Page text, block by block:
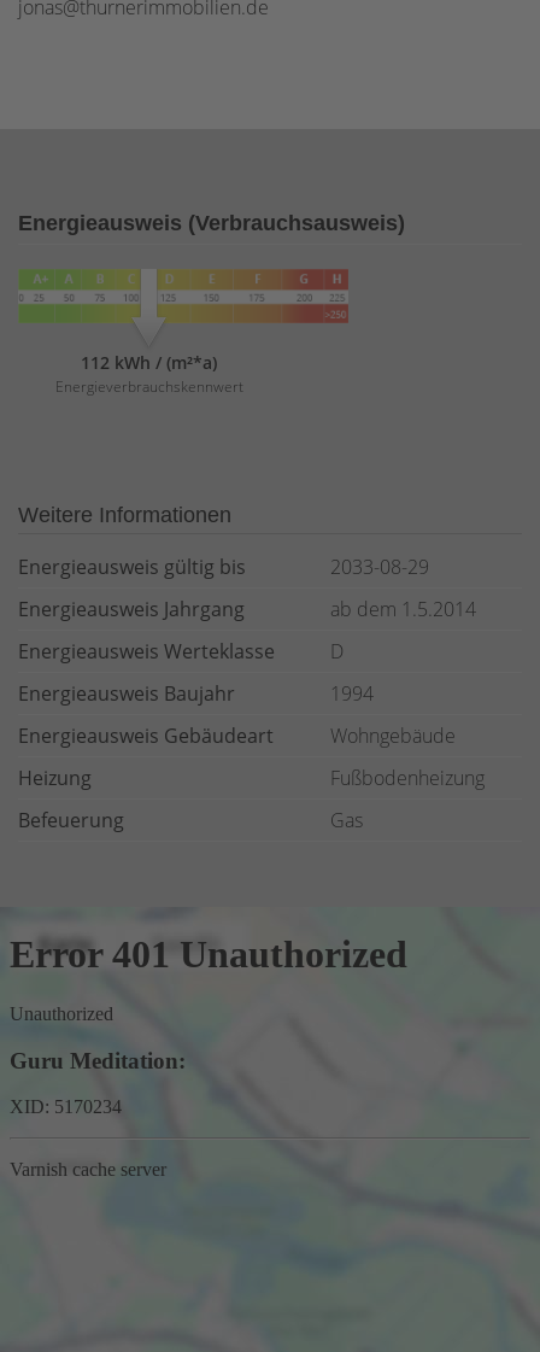
jonas@thurnerimmobilien.de
Energieausweis (Verbrauchsausweis)
112 kWh / (m²*a)
Energieverbrauchskennwert
Weitere Informationen
Energieausweis gültig bis
2033-08-29
Energieausweis Jahrgang
ab dem 1.5.2014
Energieausweis Werteklasse
D
Energieausweis Baujahr
1994
Energieausweis Gebäudeart
Wohngebäude
Heizung
Fußbodenheizung
Befeuerung
Gas